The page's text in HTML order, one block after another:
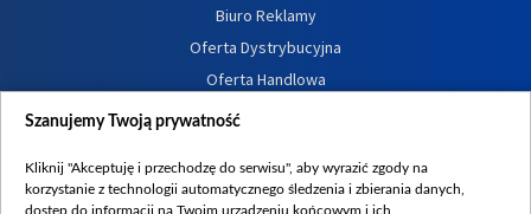
Biuro Reklamy
Oferta Dystrybucyjna
Oferta Handlowa
Dostępność
Procedura zgłoszeń wewnętrznych
Szanujemy Twoją prywatność
Kliknij "Akceptuję i przechodzę do serwisu", aby wyrazić zgody na
korzystanie z technologii automatycznego śledzenia i zbierania danych,
dostęp do informacji na Twoim urządzeniu końcowym i ich